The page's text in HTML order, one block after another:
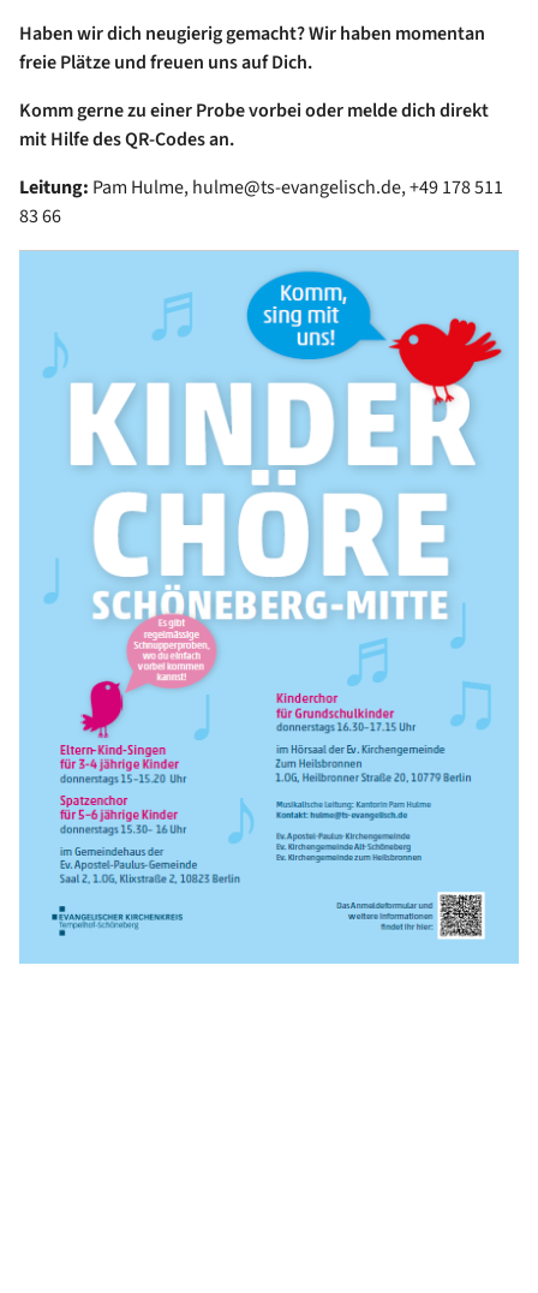
Haben wir dich neugierig gemacht? Wir haben momentan
freie Plätze und freuen uns auf Dich.
Komm gerne zu einer Probe vorbei oder melde dich direkt
mit Hilfe des QR-Codes an.
Leitung: Pam Hulme, hulme@ts-evangelisch.de, +49 178 511
83 66